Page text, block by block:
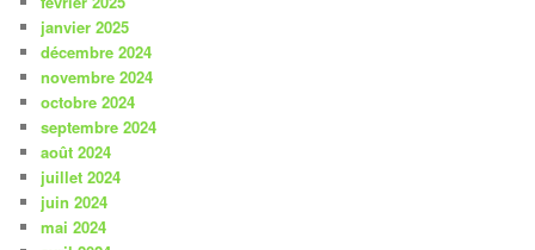
janvier 2025
décembre 2024
novembre 2024
octobre 2024
septembre 2024
août 2024
juillet 2024
juin 2024
mai 2024